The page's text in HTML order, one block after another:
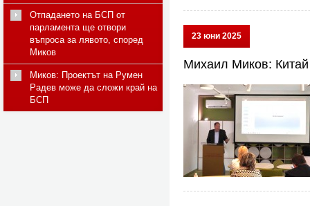
23 юни 2025
Михаил Миков:
Отпадането на БСП от
парламента ще отвори
въпроса за лявото, според
Миков
Миков: Проектът на Румен
Радев може да сложи край на
БСП